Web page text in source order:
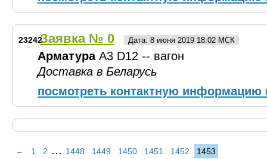
23242Заявка № 0 Дата: 8 июня 2019 18:02 МСК
АрматураА3 D12 -- вагон
Доставка в Беларусь
посмотреть контактную информацию
← 1 2 ... 1448 1449 1450 1451 1452 1453